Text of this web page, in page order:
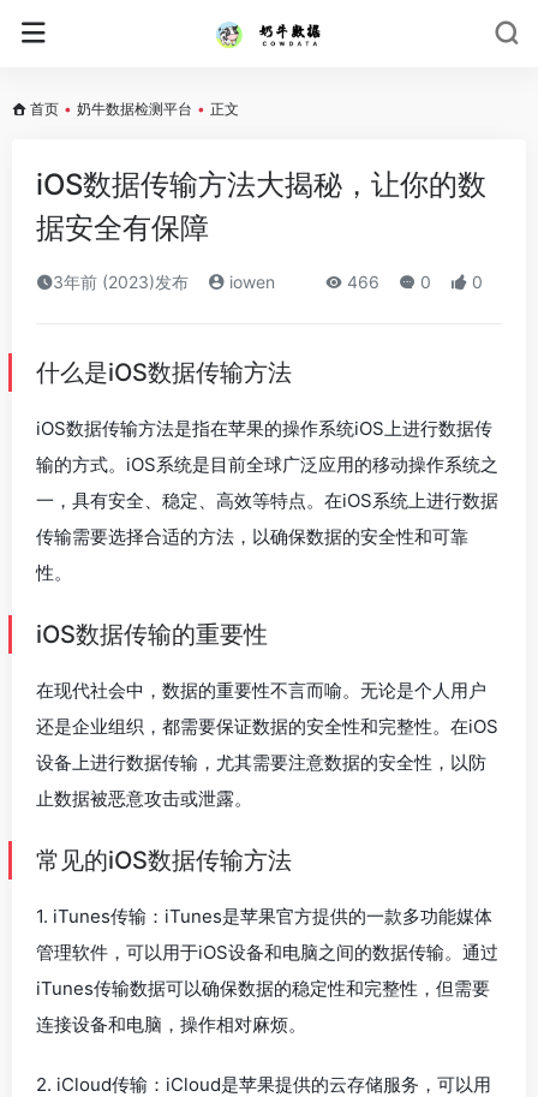
首页 • 奶牛数据检测平台 • 正文
iOS数据传输方法大揭秘，让你的数
据安全有保障
3年前 (2023)发布 iowen 466 0 0
什么是iOS数据传输方法
iOS数据传输方法是指在苹果的操作系统iOS上进行数据传
输的方式。iOS系统是目前全球广泛应用的移动操作系统之
一，具有安全、稳定、高效等特点。在iOS系统上进行数据
传输需要选择合适的方法，以确保数据的安全性和可靠
性。
iOS数据传输的重要性
在现代社会中，数据的重要性不言而喻。无论是个人用户
还是企业组织，都需要保证数据的安全性和完整性。在iOS
设备上进行数据传输，尤其需要注意数据的安全性，以防
止数据被恶意攻击或泄露。
常见的iOS数据传输方法
1. iTunes传输：iTunes是苹果官方提供的一款多功能媒体
管理软件，可以用于iOS设备和电脑之间的数据传输。通过
iTunes传输数据可以确保数据的稳定性和完整性，但需要
连接设备和电脑，操作相对麻烦。
2. iCloud传输：iCloud是苹果提供的云存储服务，可以用